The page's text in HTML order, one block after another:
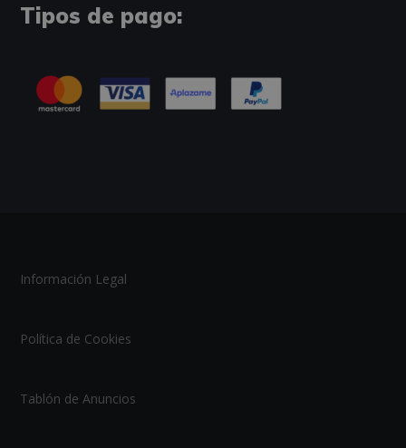
Tipos de pago:
Información Legal
Política de Cookies
Tablón de Anuncios